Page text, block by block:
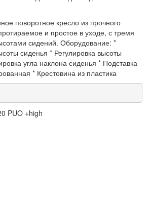
поворотное кресло из прочного
и простое в уходе, с тремя
сидений. Оборудование: *
сиденья * Регулировка высоты
угла наклона сиденья * Подставка
* Крестовина из пластика
PUO +high